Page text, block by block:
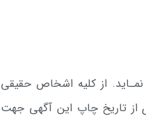
نمـاید. از کلیه اشخاص حقیقی
می­شود برای حضور در مزایده عمومی ظرف مدت 7 روز کاری از تاریخ چاپ این آگهی جهت